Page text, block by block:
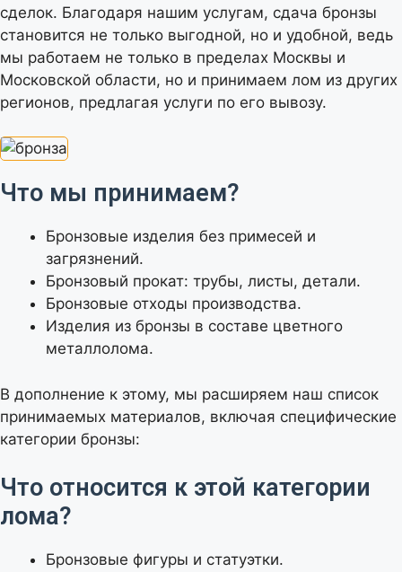
сделок. Благодаря нашим услугам, сдача бронзы
становится не только выгодной, но и удобной, ведь
мы работаем не только в пределах Москвы и
Московской области, но и принимаем лом из других
регионов, предлагая услуги по его вывозу.
Что мы принимаем?
Бронзовые изделия без примесей и
загрязнений.
Бронзовый прокат: трубы, листы, детали.
Бронзовые отходы производства.
Изделия из бронзы в составе цветного
металлолома.
В дополнение к этому, мы расширяем наш список
принимаемых материалов, включая специфические
категории бронзы:
Что относится к этой категории
лома?
Бронзовые фигуры и статуэтки.